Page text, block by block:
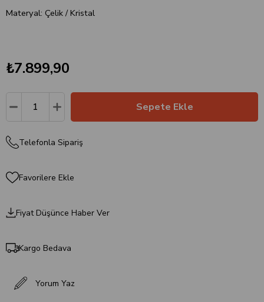
Materyal: Çelik / Kristal
₺7.899,90
Telefonla Sipariş
Favorilere Ekle
Fiyat Düşünce Haber Ver
Kargo Bedava
Yorum Yaz